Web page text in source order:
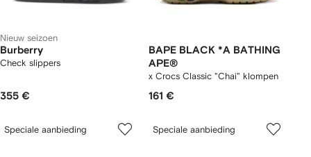
Nieuw seizoen
Burberry
Check slippers
355 €
BAPE BLACK *A BATHING
APE®
x Crocs Classic "Chai" klompen
161 €
Speciale aanbieding Speciale aanbieding